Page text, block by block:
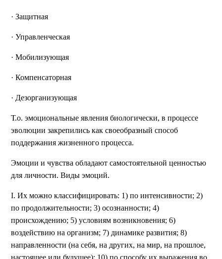
· Защитная
· Управленческая
· Мобилизующая
· Компенсаторная
· Дезорганизующая
Т.о. эмоциональные явления биологически, в процессе
эволюции закрепились как своеобразный способ
поддержания жизненного процесса.
Эмоции и чувства обладают самостоятельной ценностью
для личности. Виды эмоций.
I. Их можно классифицировать: 1) по интенсивности; 2)
по продолжительности; 3) осознанности; 4)
происхождению; 5) условиям возникновения; 6)
воздействию на организм; 7) динамике развития; 8)
направленности (на себя, на других, на мир, на прошлое,
настоящее или будущее); 10) по способу их выражения во